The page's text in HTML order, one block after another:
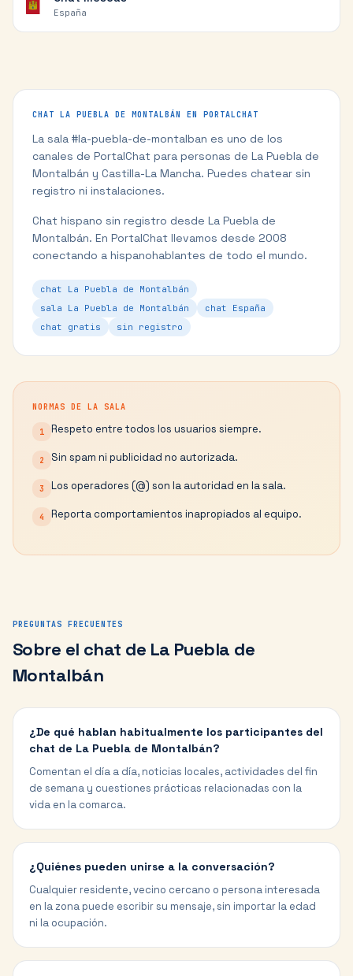
España
CHAT LA PUEBLA DE MONTALBÁN EN PORTALCHAT
La sala #la-puebla-de-montalban es uno de los
canales de PortalChat para personas de La Puebla de
Montalbán y Castilla-La Mancha. Puedes chatear sin
registro ni instalaciones.
Chat hispano sin registro desde La Puebla de
Montalbán. En PortalChat llevamos desde 2008
conectando a hispanohablantes de todo el mundo.
chat La Puebla de Montalbán
sala La Puebla de Montalbán
chat España
chat gratis
sin registro
NORMAS DE LA SALA
1 Respeto entre todos los usuarios siempre.
2 Sin spam ni publicidad no autorizada.
3 Los operadores (@) son la autoridad en la sala.
4 Reporta comportamientos inapropiados al equipo.
PREGUNTAS FRECUENTES
Sobre el chat de La Puebla de
Montalbán
¿De qué hablan habitualmente los participantes del
chat de La Puebla de Montalbán?
Comentan el día a día, noticias locales, actividades del fin
de semana y cuestiones prácticas relacionadas con la
vida en la comarca.
¿Quiénes pueden unirse a la conversación?
Cualquier residente, vecino cercano o persona interesada
en la zona puede escribir su mensaje, sin importar la edad
ni la ocupación.